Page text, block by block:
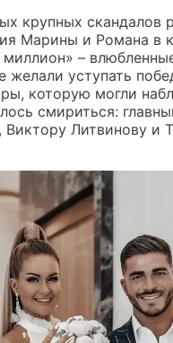
крупных скандалов
Марины и Романа в
миллион» –
желали уступать
которую могли
смириться:
Виктору Литвинову и